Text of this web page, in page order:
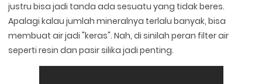
justru bisa jadi tanda ada sesuatu yang tidak beres.
Apalagi kalau jumlah mineralnya terlalu banyak, bisa
membuat air jadi "keras". Nah, di sinilah peran filter air
seperti resin dan pasir silika jadi penting.